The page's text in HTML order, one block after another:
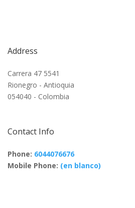
Address
Carrera 47 5541
Rionegro - Antioquia
054040 - Colombia
Contact Info
Phone: 6044076676
Mobile Phone: (en blanco)